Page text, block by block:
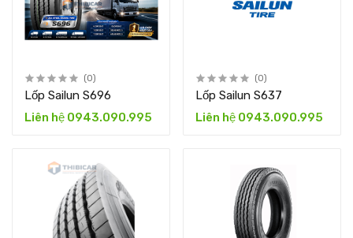
(0)
Lốp Sailun S696
Liên hệ 0943.090.995
(0)
Lốp Sailun S637
Liên hệ 0943.090.995